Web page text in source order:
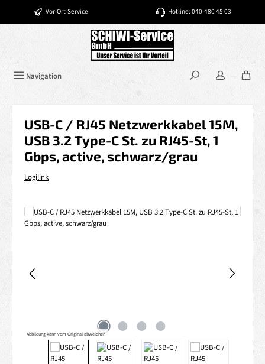
Zum Hauptinhalt springen
Vor-Ort-Service Hotline: 040-480 45 03
Navigation
USB-C / RJ45 Netzwerkkabel 15M,
USB 3.2 Type-C St. zu RJ45-St, 1
Gbps, active, schwarz/grau
Logilink
Bildergalerie überspringen
Abbildung kann vom Original abweichen